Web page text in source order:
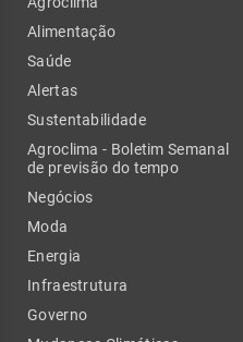
Alimentação
Saúde
Alertas
Sustentabilidade
Agroclima - Boletim Semanal
de previsão do tempo
Negócios
Moda
Energia
Infraestrutura
Governo